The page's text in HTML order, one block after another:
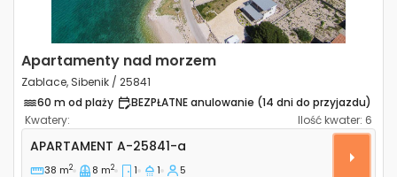
Apartamenty nad morzem
Zablace, Sibenik / 25841
60 m od plaży
BEZPŁATNE anulowanie (14 dni do przyjazdu)
Kwatery:
Ilość kwater: 6
Jednopokojowy apartament Zablace, Sibenik A-
APARTAMENT A-25841-a
38 m2 8 m2 1 1 5